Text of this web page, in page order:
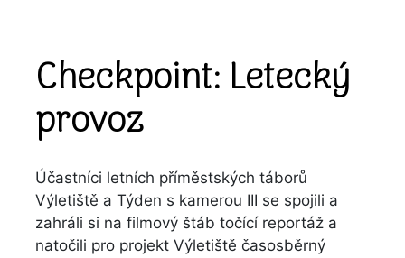
Checkpoint: Letecký
provoz
Účastníci letních příměstských táborů
Výletiště a Týden s kamerou III se spojili a
zahráli si na filmový štáb točící reportáž a
natočili pro projekt Výletiště časosběrný